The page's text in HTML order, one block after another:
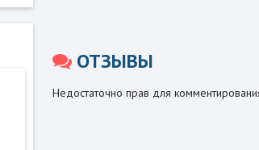
ОТЗЫВЫ
Недостаточно прав для